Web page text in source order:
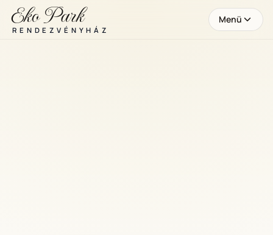
Eko Park
RENDEZVÉNYHÁZ
Menü